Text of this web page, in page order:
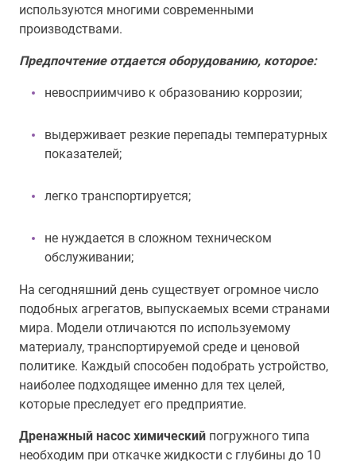
используются многими современными
производствами.
Предпочтение отдается оборудованию, которое:
невосприимчиво к образованию коррозии;
выдерживает резкие перепады температурных
показателей;
легко транспортируется;
не нуждается в сложном техническом
обслуживании;
На сегодняшний день существует огромное число
подобных агрегатов, выпускаемых всеми странами
мира. Модели отличаются по используемому
материалу, транспортируемой среде и ценовой
политике. Каждый способен подобрать устройство,
наиболее подходящее именно для тех целей,
которые преследует его предприятие.
Дренажный насос химический погружного типа
необходим при откачке жидкости с глубины до 10